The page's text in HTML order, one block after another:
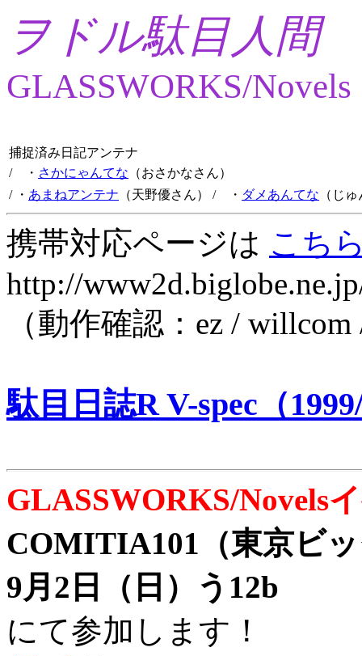
ヲドル駄目人間
GLASSWORKS/Novels
捕捉済み日記アンテナ
/ ・ さかにゃんてな （おさかなさん）
/ ・ あまねアンテナ （天野優さん） / ・ ダメあんてな （じ
携帯対応ページは こち
http://
（動作確認：ez /
駄目日誌R V-spec（
GLASSWORKS/Novels
COMITIA101（東京ビ
9月2日（日）う12b
にて参加します！